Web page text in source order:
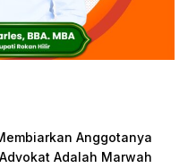
Anggotanya
Adalah Marwah